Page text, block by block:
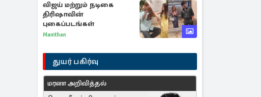
விஜய் மற்றும் நடிகை
திரிஷாவின்
புகைப்படங்கள்
Manithan
துயர் பகிர்வு
மரண அறிவித்தல்